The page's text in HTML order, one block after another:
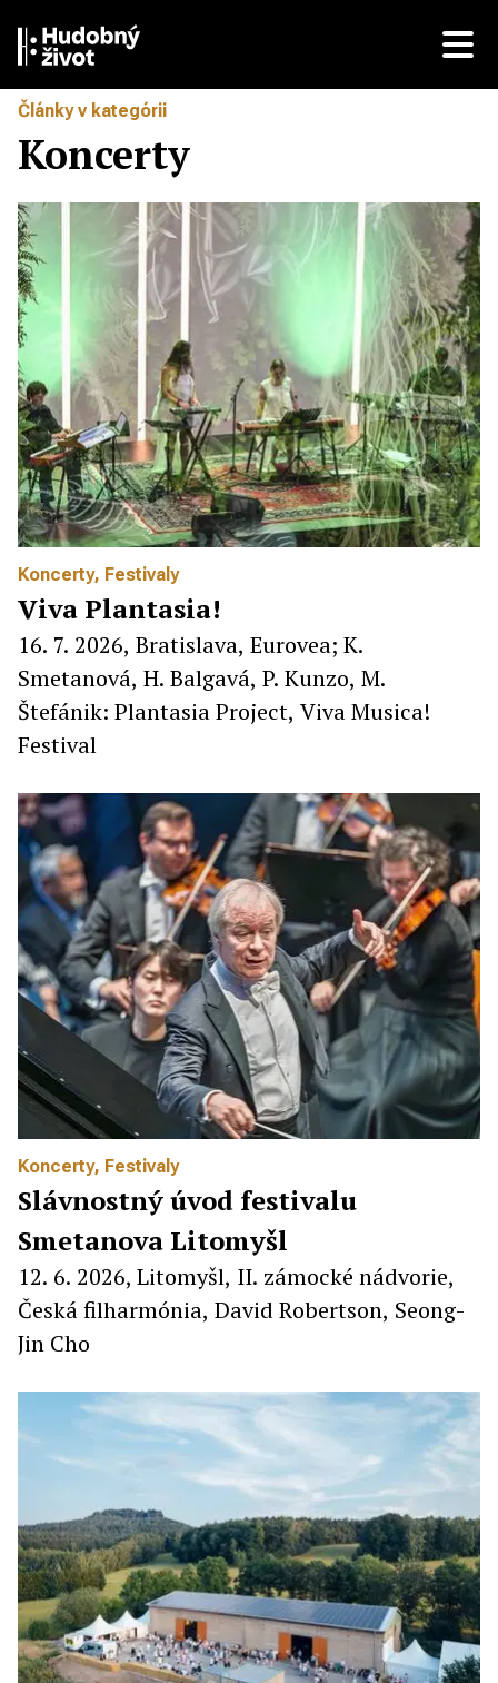
Články v kategórii
Koncerty
Koncerty, Festivaly
Viva Plantasia!
16. 7. 2026, Bratislava, Eurovea; K.
Smetanová, H. Balgavá, P. Kunzo, M.
Štefánik: Plantasia Project, Viva Musica!
Festival
Koncerty, Festivaly
Slávnostný úvod festivalu
Smetanova Litomyšl
12. 6. 2026, Litomyšl, II. zámocké nádvorie,
Česká filharmónia, David Robertson, Seong-
Jin Cho